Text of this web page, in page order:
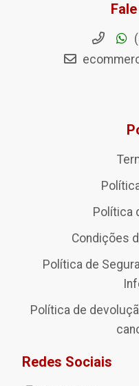
Política
Condições
Política de
Política de
Redes Sociais